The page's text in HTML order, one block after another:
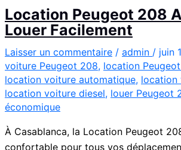
à
Casablanca
✅
Location Peugeot 208
Louer Facilement
Laisser un commentaire / admin / juin
voiture Peugeot 208, location
location voiture automatique, location
location voiture diesel, louer Peugeot
économique
À Casablanca, la Location Peugeot
confortable pour tous vos